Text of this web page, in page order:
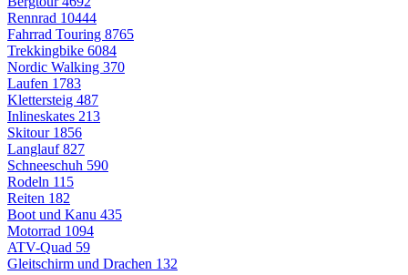
Rennrad 10444
Fahrrad Touring 8765
Trekkingbike 6084
Nordic Walking 370
Laufen 1783
Klettersteig 487
Inlineskates 213
Skitour 1856
Langlauf827
Schneeschuh 590
Rodeln 115
Reiten 182
Boot und Kanu 435
Motorrad 1094
ATV-Quad 59
Gleitschirm und Drachen 132